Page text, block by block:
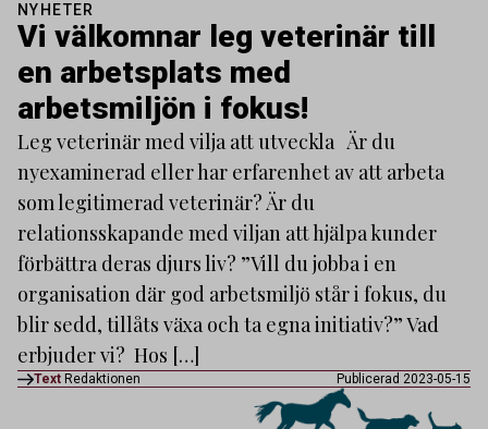
NYHETER
Vi välkomnar leg veterinär till
en arbetsplats med
arbetsmiljön i fokus!
Leg veterinär med vilja att utveckla Är du
nyexaminerad eller har erfarenhet av att arbeta
som legitimerad veterinär? Är du
relationsskapande med viljan att hjälpa kunder
förbättra deras djurs liv? ”Vill du jobba i en
organisation där god arbetsmiljö står i fokus, du
blir sedd, tillåts växa och ta egna initiativ?” Vad
erbjuder vi? Hos […]
Text Redaktionen Publicerad 2023-05-15